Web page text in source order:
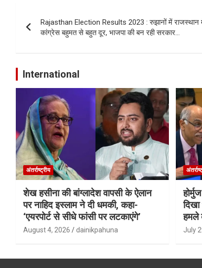
navigation
Rajasthan Election Results 2023 : रुझानों में राजस्थान
कांग्रेस बहुमत से बहुत दूर, भाजपा की बन रही सरकार…
International
अंतर्राष्ट्रीय
शेख हसीना की बांग्लादेश वापसी के ऐलान
पर नाहिद इस्लाम ने दी धमकी, कहा-
‘एयरपोर्ट से सीधे फांसी पर लटकाएंगे’
August 4, 2026 dainikpahuna
हमले
July